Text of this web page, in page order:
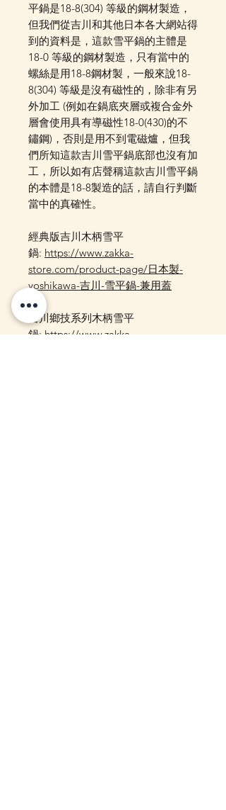
平鍋是18-8(304) 等級的鋼材製造，
但我們從吉川和其他日本各大網站得
到的資料是，這款雪平鍋的主體是
18-0 等級的鋼材製造，只有當中的
螺絲是用18-8鋼材製，一般來說18-
8(304) 等級是沒有磁性的，除非有另
外加工 (例如在鍋底夾層或複合金外
層會使用具有導磁性18-0(430)的不
鏽鋼)，否則是用不到電磁爐，但我
們所知這款吉川雪平鍋底部也沒有加
工，所以如有店聲稱這款吉川雪平鍋
的本體是18-8製造的話，請自行判斷
當中的真確性。
經典版吉川木柄雪平
鍋: https://www.zakka-
store.com/product-page/日本製-
yoshikawa-吉川-雪平鍋-兼用蓋
吉川鄉技系列木柄雪平
鍋:https://www.zakka-